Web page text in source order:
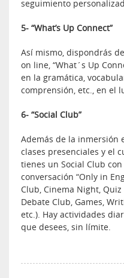
seguimiento
5- “What’s Up Connect”
Así mismo, dispondrás
on line, “What´s Up
en la gramática,
comprensión, etc., en el
6- “Social Club”
Además de la inmersión
clases presenciales y el
tienes un Social Club
conversación “Only in
Club, Cinema Night,
Debate Club, Games,
etc.). Hay actividades
que desees, sin límite.